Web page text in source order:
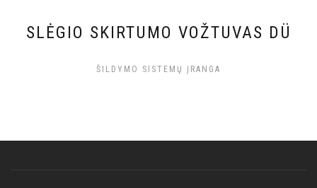
SLĖGIO SKIRTUMO VOŽTUVAS DÜ
ŠILDYMO SISTEMŲ ĮRANGA